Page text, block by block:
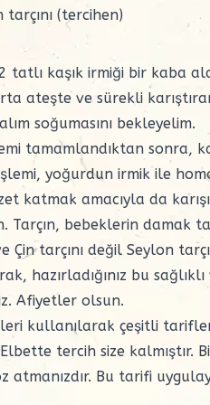
tarçını (tercihen)
tatlı kaşık irmiği bir kaba
ateşte ve sürekli
soğumasını bekleyelim.
tamamlandıktan sonra,
yoğurdun irmik ile
katmak amacıyla da
Tarçın, bebeklerin damak
Çin tarçını değil Seylon
hazırladığınız bu
Afiyetler olsun.
kullanılarak çeşitli
tercih size kalmıştır.
atmanızdır. Bu tarifi